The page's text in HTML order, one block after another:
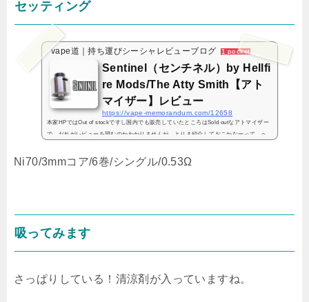
セッティング
vape道｜持ち運びシーシャレビューブログ 1 pocket
Sentinel（センチネル）by Hellfi
re Mods/The Atty Smith【アト
マイザー】レビュー
https://vape-memorandum.com/12658
本家HPではOut of stockですし国内でも販売していたところはSold outなアトマイザー
で、だれがレビューを望むのかわかりませんが、とりま紹介しておこかなーって。へ
ンチネル！！Senti...
Ni70/3mmコア/6巻/シングル/0.53Ω
吸ってみます
さっぱりしている！清涼剤が入っていますね。